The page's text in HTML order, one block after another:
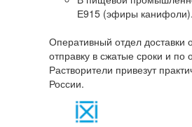
Е915 (эфиры канифоли).
Оперативный отдел доставки
отправку в сжатые сроки и
Растворители привезут
России.